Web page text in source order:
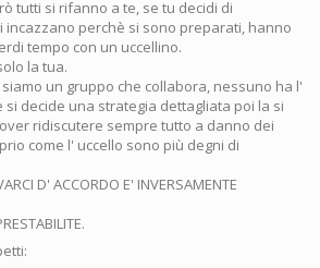
tutti si rifanno a te, se tu decidi di
incazzano perchè si sono preparati, hanno
tempo con un uccellino.
la tua.
un gruppo che collabora, nessuno ha l'
si decide una strategia dettagliata poi la si
ridiscutere sempre tutto a danno dei
come l' uccello sono più degni di
D' ACCORDO E' INVERSAMENTE